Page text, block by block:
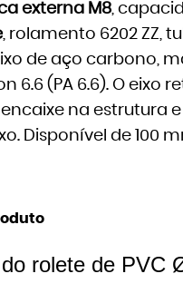
externa M8 ,
, rolamento 6202 ZZ,
de aço carbono,
6.6 (PA 6.6). O eixo
na estrutura e
Disponível de 100
rolete de PVC